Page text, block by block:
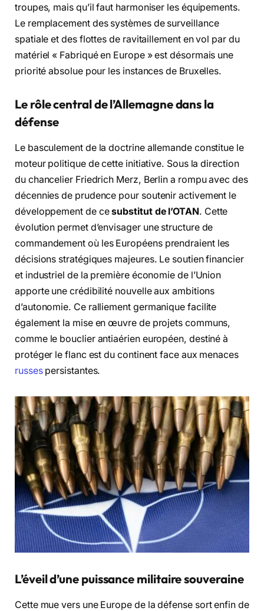
troupes, mais qu’il faut harmoniser les équipements.
Le remplacement des systèmes de surveillance
spatiale et des flottes de ravitaillement en vol par du
matériel « Fabriqué en Europe » est désormais une
priorité absolue pour les instances de Bruxelles.
Le rôle central de l’Allemagne dans la
défense
Le basculement de la doctrine allemande constitue le
moteur politique de cette initiative. Sous la direction
du chancelier Friedrich Merz, Berlin a rompu avec des
décennies de prudence pour soutenir activement le
développement de cesubstitut de l’OTAN. Cette
évolution permet d’envisager une structure de
commandement où les Européens prendraient les
décisions stratégiques majeures. Le soutien financier
et industriel de la première économie de l’Union
apporte une crédibilité nouvelle aux ambitions
d’autonomie. Ce ralliement germanique facilite
également la mise en œuvre de projets communs,
comme le bouclier antiaérien européen, destiné à
protéger le flanc est du continent face aux menaces
russespersistantes.
L’éveil d’une puissance militaire souveraine
Cette mue vers une Europe de la défense sort enfin de